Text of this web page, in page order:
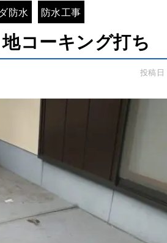
防水 防水工事
コーキング打ち
投稿